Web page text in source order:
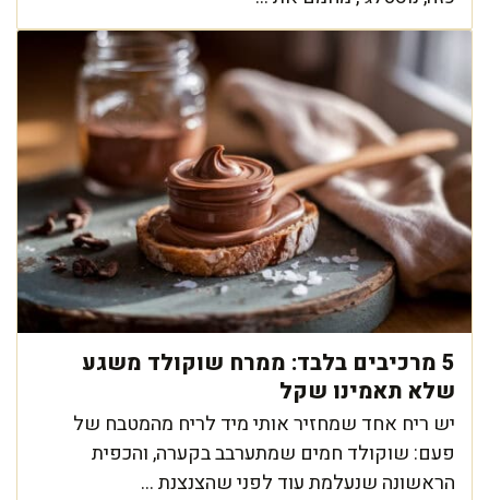
5 מרכיבים בלבד: ממרח שוקולד משגע
שלא תאמינו שקל
יש ריח אחד שמחזיר אותי מיד לריח מהמטבח של
פעם: שוקולד חמים שמתערבב בקערה, והכפית
הראשונה שנעלמת עוד לפני שהצנצנת ...